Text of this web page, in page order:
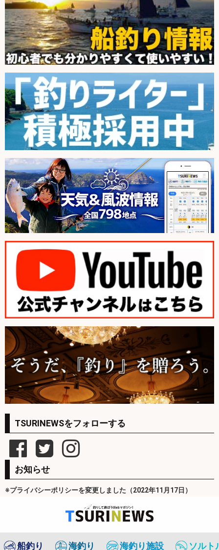
TSURINEWSをフォローする
お知らせ
※プライバシーポリシーを変更しました（2022年11月17日）
船釣り 海釣り 海釣り施設 ソルト